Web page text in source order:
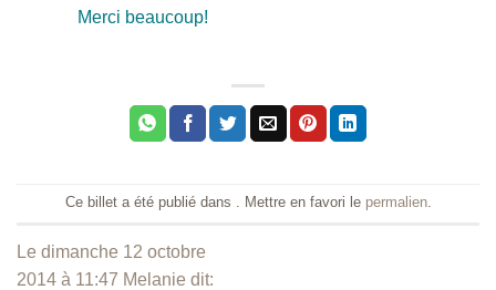
Merci beaucoup!
Ce billet a été publié dans . Mettre en favori le permalien.
Le dimanche 12 octobre
2014 à 11:47 Melanie dit: